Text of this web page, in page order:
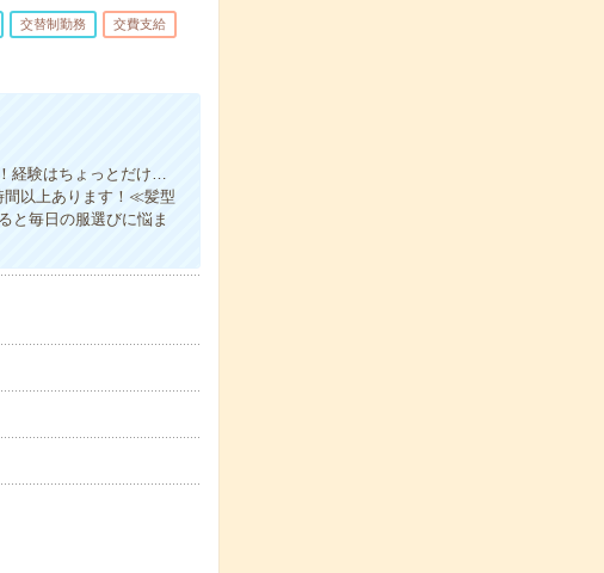
交替制勤務 交費支給
経験はちょっとだけ…
間以上あります！≪髪型
と毎日の服選びに悩ま